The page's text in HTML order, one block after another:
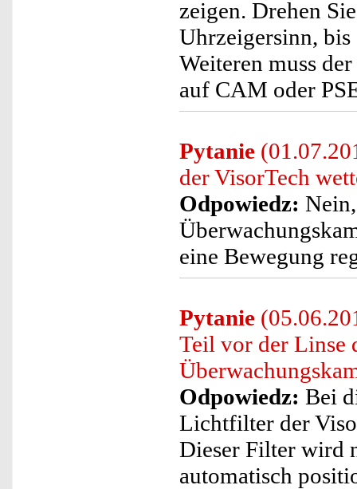
zeigen. Drehen
Uhrzeigersinn,
Weiteren muss
auf CAM oder
Pytanie
der VisorTech
Odpowiedz:
eine Bewegung
Pytanie
Teil vor der Linse
Odpowiedz: Bei
Lichtfilter der
Dieser Filter wird
automatisch